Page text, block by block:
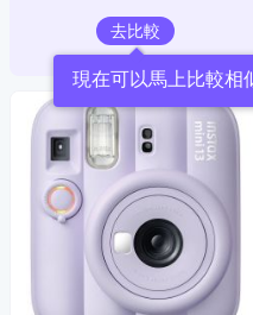
去比較
現在可以馬上比較相